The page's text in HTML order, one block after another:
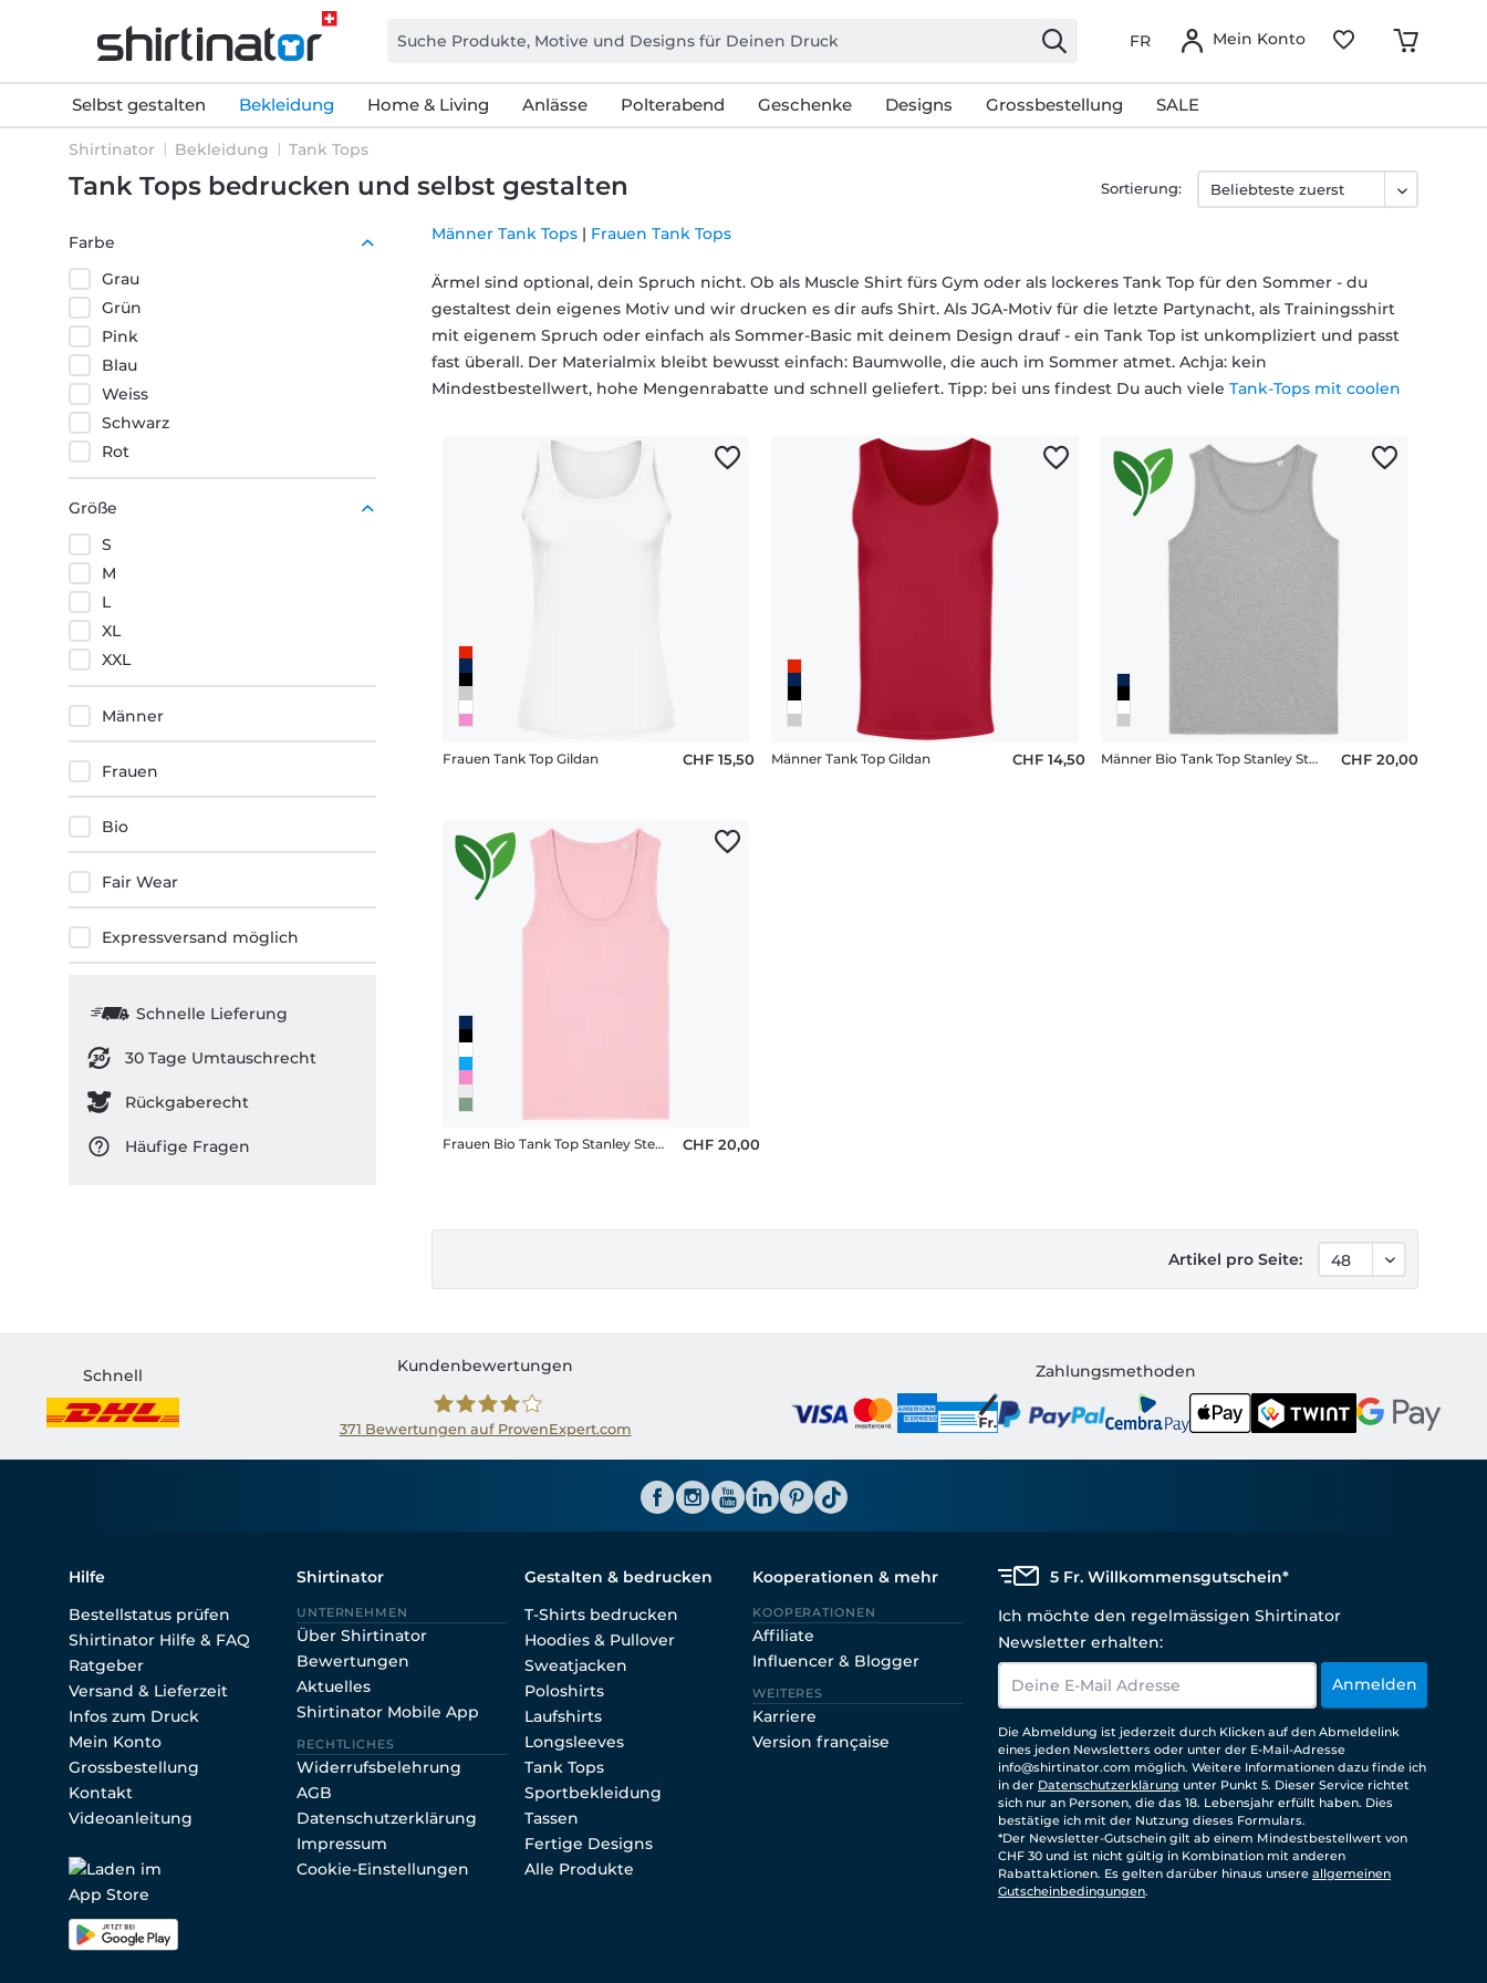
FR Mein Konto
Selbst gestalten Bekleidung Home & Living Anlässe Polterabend Geschenke Designs Grossbestellung SALE
Shirtinator Bekleidung Tank Tops
Tank Tops bedrucken und selbst gestalten
Farbe
Grau
Grün
Pink
Blau
Weiss
Schwarz
Rot
Größe
S
M
L
XL
XXL
Männer
Frauen
Bio
Fair Wear
Expressversand möglich
Schnelle Lieferung
30 Tage Umtauschrecht
Rückgaberecht
Häufige Fragen
Männer Tank Tops | Frauen Tank Tops
Ärmel sind optional, dein Spruch nicht. Ob als Muscle Shirt fürs Gym oder als lockeres Tank Top für den Sommer - du
gestaltest dein eigenes Motiv und wir drucken es dir aufs Shirt. Als JGA-Motiv für die letzte Partynacht, als Trainingsshirt
mit eigenem Spruch oder einfach als Sommer-Basic mit deinem Design drauf - ein Tank Top ist unkompliziert und passt
fast überall. Der Materialmix bleibt bewusst einfach: Baumwolle, die auch im Sommer atmet. Achja: kein
Mindestbestellwert, hohe Mengenrabatte und schnell geliefert. Tipp: bei uns findest Du auch viele Tank-Tops mit coolen
Sortierung:
Frauen Tank Top Gildan CHF 15,50 Männer Tank Top Gildan CHF 14,50 Männer Bio Tank Top Stanley Stella 2.0 CHF 20,00
Frauen Bio Tank Top Stanley Stella 2.0 CHF 20,00
Artikel pro Seite:
Schnell
Kundenbewertungen
371 Bewertungen auf ProvenExpert.com
Zahlungsmethoden
Hilfe
Bestellstatus prüfen
Shirtinator Hilfe & FAQ
Ratgeber
Versand & Lieferzeit
Infos zum Druck
Mein Konto
Grossbestellung
Kontakt
Videoanleitung
Shirtinator
UNTERNEHMEN
Über Shirtinator
Bewertungen
Aktuelles
Shirtinator Mobile App
RECHTLICHES
Widerrufsbelehrung
AGB
Datenschutzerklärung
Impressum
Cookie-Einstellungen
Gestalten & bedrucken
T-Shirts bedrucken
Hoodies & Pullover
Sweatjacken
Poloshirts
Laufshirts
Longsleeves
Tank Tops
Sportbekleidung
Tassen
Fertige Designs
Alle Produkte
Kooperationen & mehr
KOOPERATIONEN
Affiliate
Influencer & Blogger
WEITERES
Karriere
Version française
5 Fr. Willkommensgutschein*
Ich möchte den regelmässigen Shirtinator
Newsletter erhalten:
Anmelden
Die Abmeldung ist jederzeit durch Klicken auf den Abmeldelink
eines jeden Newsletters oder unter der E-Mail-Adresse
info@shirtinator.com möglich. Weitere Informationen dazu finde ich
in der Datenschutzerklärung unter Punkt 5. Dieser Service richtet
sich nur an Personen, die das 18. Lebensjahr erfüllt haben. Dies
bestätige ich mit der Nutzung dieses Formulars.
*Der Newsletter-Gutschein gilt ab einem Mindestbestellwert von
CHF 30 und ist nicht gültig in Kombination mit anderen
Rabattaktionen. Es gelten darüber hinaus unsere allgemeinen
Gutscheinbedingungen.